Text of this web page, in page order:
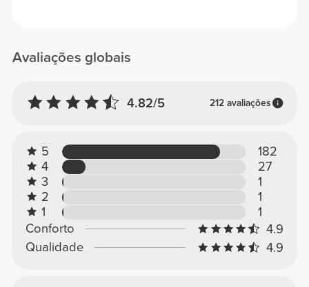
Avaliações globais
4.82/5 212 avaliações
5
182
4
27
3
1
2
1
1
1
Conforto
4.9
Qualidade
4.9